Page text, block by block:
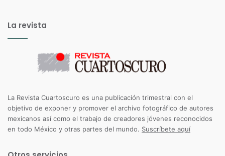
La revista
La Revista Cuartoscuro es una publicación trimestral con el
objetivo de exponer y promover el archivo fotográfico de autores
mexicanos así como el trabajo de creadores jóvenes reconocidos
en todo México y otras partes del mundo. Suscríbete aquí